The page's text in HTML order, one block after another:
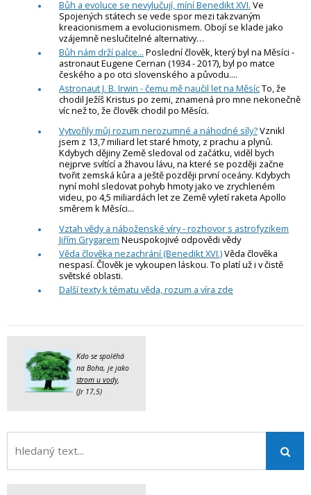
Bůh a evoluce se nevylučují, míní Benedikt XVI. Ve
Spojených státech se vede spor mezi takzvaným
kreacionismem a evolucionismem. Obojí se klade jako
vzájemně neslučitelné alternativy…
Bůh nám drží palce... Poslední člověk, který byl na Měsíci -
astronaut Eugene Cernan (1934 - 2017), byl po matce
českého a po otci slovenského a původu....
Astronaut J. B. Irwin - čemu mě naučil let na MěsícTo, že
chodil Ježíš Kristus po zemi, znamená pro mne nekonečně
víc než to, že člověk chodil po Měsíci.
Vytvořily můj rozum nerozumné a náhodné síly?Vznikl
jsem z 13,7 miliard let staré hmoty, z prachu a plynů.
Kdybych dějiny Země sledoval od začátku, viděl bych
nejprve svítící a žhavou lávu, na které se později začne
tvořit zemská kůra a ještě později první oceány. Kdybych
nyní mohl sledovat pohyb hmoty jako ve zrychleném
videu, po 4,5 miliardách let ze Země vyletí raketa Apollo
směrem k Měsíci...
Vztah vědy a náboženské víry - rozhovor s astrofyzikem
Jiřím Grygarem Neuspokojivé odpovědi vědy
Věda člověka nezachrání (Benedikt XVI.)Věda člověka
nespasí. Člověk je vykoupen láskou. To platí už i v čistě
světské oblasti.
Další texty k tématu věda, rozum a víra zde
Kdo se spoléhá
na Boha, je jako
strom u vody.
(Jr 17,5)